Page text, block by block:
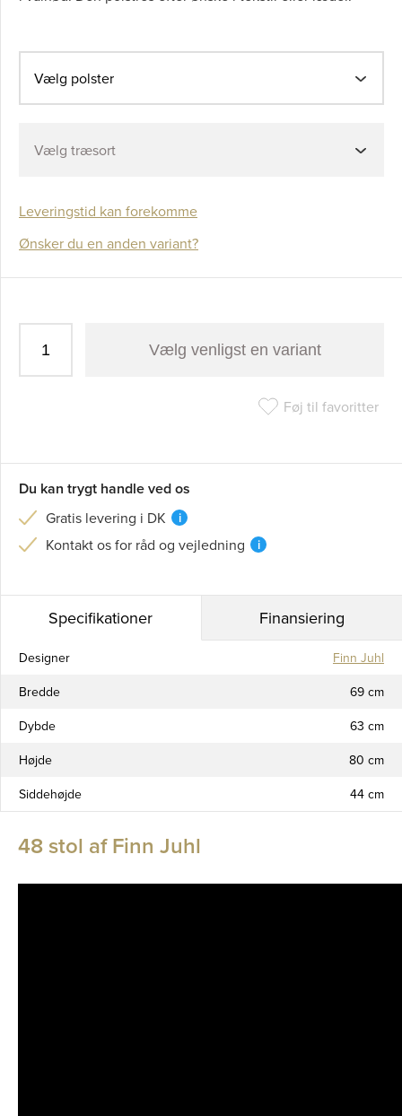
Vælg polster
Vælg træsort
Leveringstid kan forekomme
Ønsker du en anden variant?
Vælg venligst en variant
Føj til favoritter
Du kan trygt handle ved os
Gratis levering i DK i
Kontakt os for råd og vejledning i
Specifikationer Finansiering
Designer
Finn Juhl
Bredde
69 cm
Dybde
63 cm
Højde
80 cm
Siddehøjde
44 cm
48 stol af Finn Juhl